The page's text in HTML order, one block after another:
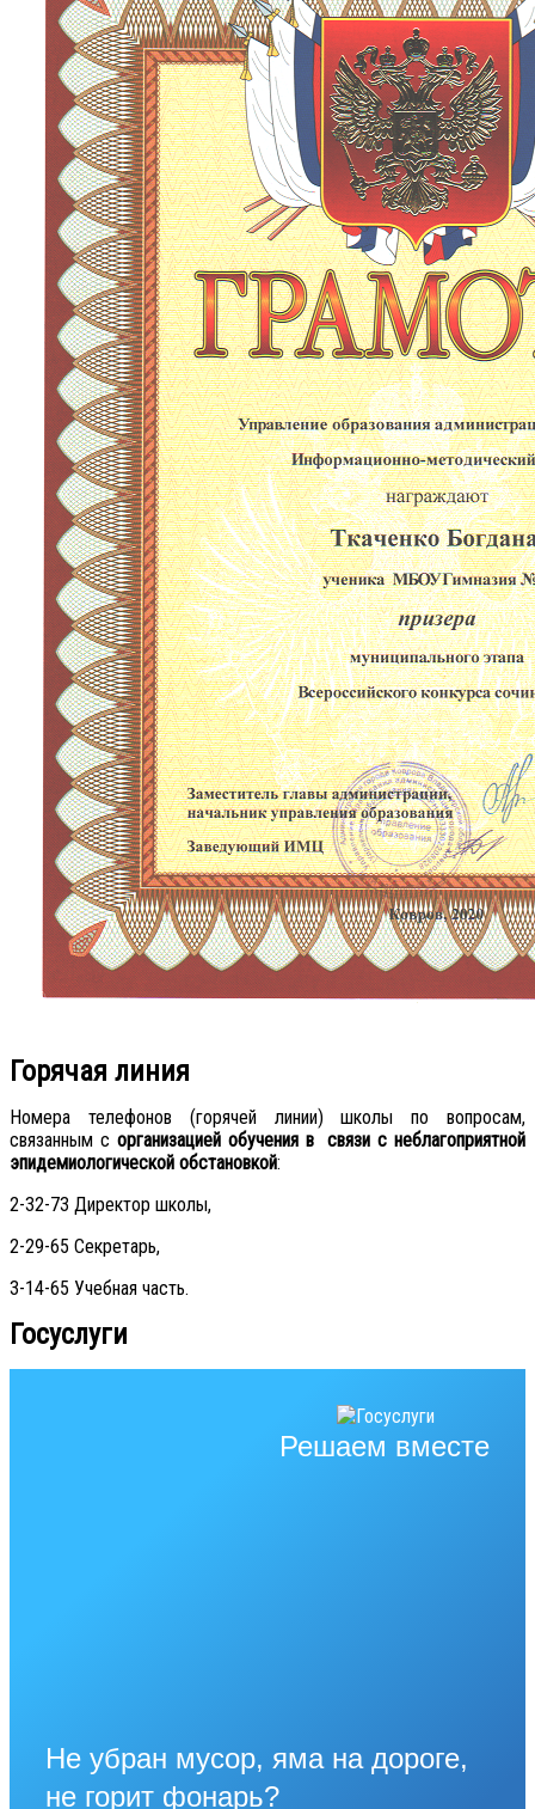
Горячая линия
Номера телефонов (горячей линии) школы по вопросам,
связанным с организацией обучения в связи с неблагоприятной
эпидемиологической обстановкой:
2-32-73 Директор школы,
2-29-65 Секретарь,
3-14-65 Учебная часть.
Госуслуги
Решаем вместе
Не убран мусор, яма на дороге,
не горит фонарь?